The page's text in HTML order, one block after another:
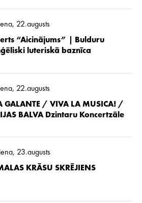
22.augusts
“Aicinājums” | Bulduru
luteriskā baznīca
22.augusts
GALANTE / VIVA LA MUSICA! /
BALVA Dzintaru Koncertzāle
23.augusts
KRĀSU SKRĒJIENS